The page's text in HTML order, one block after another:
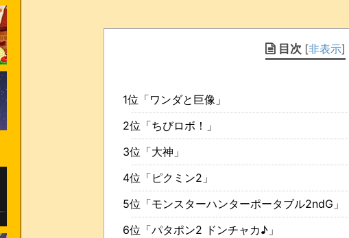
目次 [非表示]
1位「ワンダと巨像」
2位「ちびロボ！」
3位「大神」
4位「ピクミン2」
5位「モンスターハンターポータブル2ndG」
6位「パタポン2 ドンチャカ♪」